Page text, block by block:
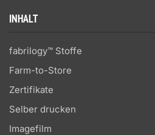
INHALT
fabrilogy™ Stoffe
Farm-to-Store
Zertifikate
Selber drucken
Imagefilm